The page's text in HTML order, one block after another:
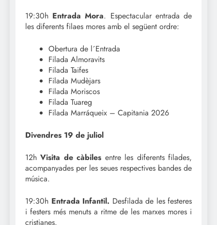
19:30h Entrada Mora. Espectacular entrada de
les diferents filaes mores amb el següent ordre:
Obertura de l´Entrada
Filada Almoravits
Filada Taifes
Filada Mudèjars
Filada Moriscos
Filada Tuareg
Filada Marráqueix – Capitania 2026
Divendres 19 de juliol
12hVisita de càbiles entre les diferents filades,
acompanyades per les seues respectives bandes de
música.
19:30h Entrada Infantil. Desfilada de les festeres
i festers més menuts a ritme de les marxes mores i
cristianes.